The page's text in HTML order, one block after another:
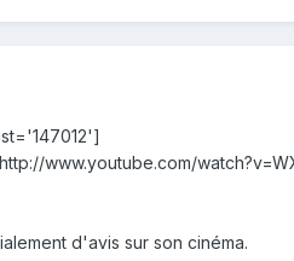
www.youtube.com/
d'avis sur son cinéma.